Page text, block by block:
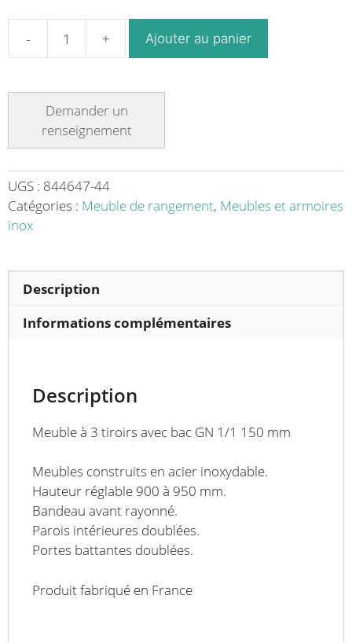
quantité
à
3
tiroirs
GN
longueur
mm
Ajouter au panier
UGS : 844647-44
Catégories : Meuble de rangement, Meubles et armoires
inox
Description
Informations complémentaires
Description
Meuble à 3 tiroirs avec bac GN 1/1 150 mm
Meubles construits en acier inoxydable.
Hauteur réglable 900 à 950 mm.
Bandeau avant rayonné.
Parois intérieures doublées.
Portes battantes doublées.
Produit fabriqué en France